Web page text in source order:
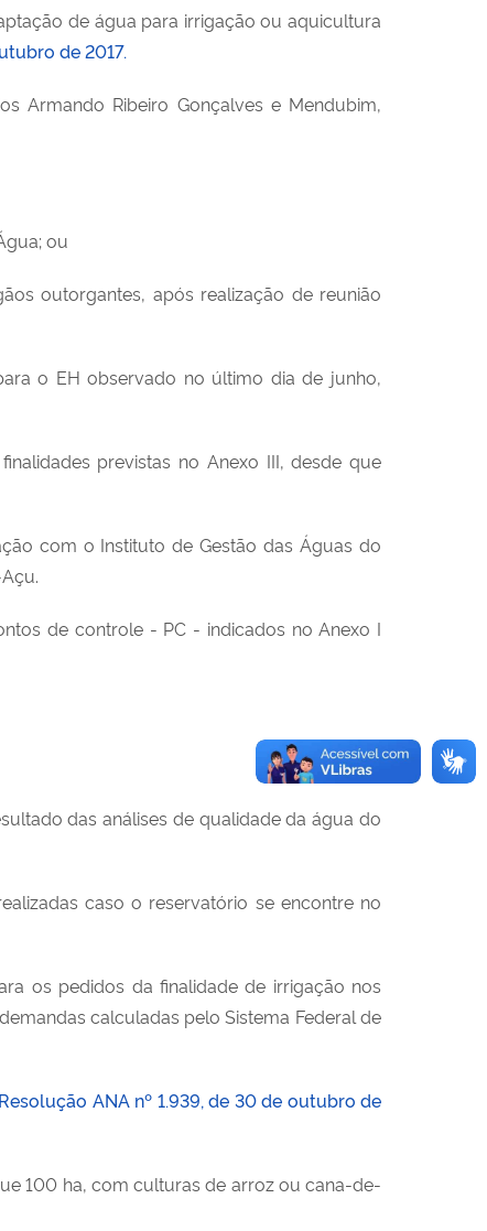
de água para irrigação ou aquicultura
de 2017.
Armando Ribeiro Gonçalves e Mendubim,
ou
outorgantes, após realização de reunião
o EH observado no último dia de junho,
previstas no Anexo III, desde que
com o Instituto de Gestão das Águas do
de controle - PC - indicados no Anexo I
das análises de qualidade da água do
caso o reservatório se encontre no
os pedidos da finalidade de irrigação nos
calculadas pelo Sistema Federal de
Resolução ANA nº 1.939, de 30 de outubro de
100 ha, com culturas de arroz ou cana-de-